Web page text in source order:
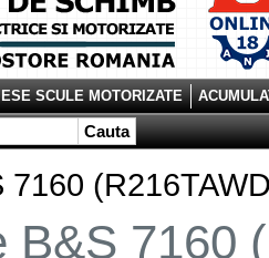
Cauta
SCULE MOTORIZATE
7160
B&S 7160